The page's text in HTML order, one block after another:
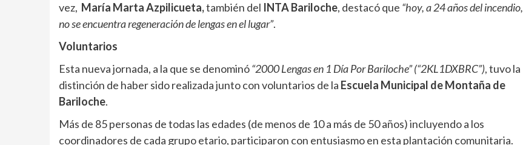
vez, María Marta Azpilicueta,también del INTA Bariloche, destacó que “hoy, a 24 años del incendio,
no se encuentra regeneración de lengas en el lugar”.
Voluntarios
Esta nueva jornada, a la que se denominó“2000 Lengas en 1 Día Por Bariloche” (“2KL1DXBRC”), tuvo la
distinción de haber sido realizada junto con voluntarios de la Escuela Municipal de Montaña de
Bariloche.
Más de 85 personas de todas las edades (de menos de 10 a más de 50 años) incluyendo a los
coordinadores de cada grupo etario, participaron con entusiasmo en esta plantación comunitaria.